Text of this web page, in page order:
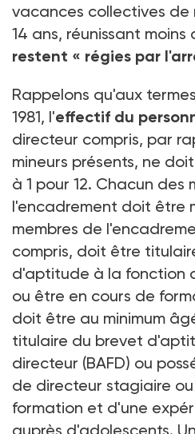
vacances collectives de
14 ans, réunissant
restent « régies par
Rappelons qu'aux
1981, l'effectif du
directeur compris, par
mineurs présents, ne
à 1 pour 12. Chacun des
l'encadrement doit être
membres de
compris, doit être
d'aptitude à la fonction
ou être en cours de
doit être au minimum
titulaire du brevet
directeur (BAFD) ou
de directeur stagiaire
formation et d'une
auprès d'adolescents.